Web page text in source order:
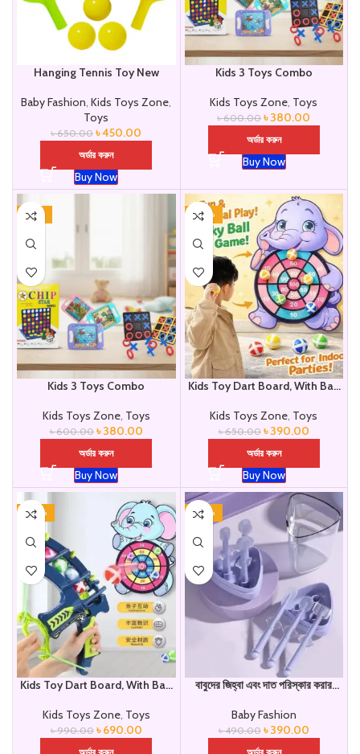
Hanging Tennis Toy New
Baby Fashion,Kids Toys Zone,
Toys
৳650.00 ৳450.00
অর্ডার করুন
Buy Now
Kids 3 Toys Combo
Kids Toys Zone, Toys
৳600.00 ৳380.00
অর্ডার করুন
Buy Now
-37%
Kids 3 Toys Combo
Kids Toys Zone, Toys
৳600.00 ৳380.00
অর্ডার করুন
Buy Now
-40%
Kids Toy Dart Board, With Ball
Kids Toys Zone, Toys
৳650.00 ৳390.00
অর্ডার করুন
Buy Now
-30%
Kids Toy Dart Board, With Ball
Kids Toys Zone, Toys
৳990.00 ৳690.00
-20%
বাবুদের জিহ্বা এবং দাত পরিস্কার করার
Baby Fashion
৳490.00 ৳390.00